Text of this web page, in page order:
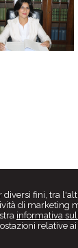
diversi fini, tra
di marketing
informativa
relative